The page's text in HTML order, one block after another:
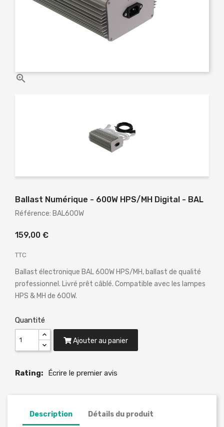

Ballast Numérique - 600W HPS/MH Digital - BAL
Référence: BAL600W
159,00 €
TTC
Ballast électronique BAL 600W HPS/MH, ballast de qualité
professionnel. Livré prêt câblé. Compatible avec les lampes
HPS & MH de 600W.
Quantité
Ajouter au panier
Rating: Écrire le premier avis
Description Détails du produit